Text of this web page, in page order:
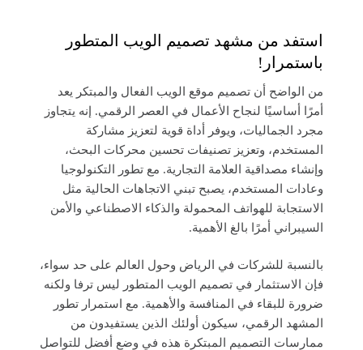
استفد من مشهد تصميم الويب المتطور
باستمرار!
من الواضح أن تصميم موقع الويب الفعال والمبتكر يعد
أمرًا أساسيًا لنجاح الأعمال في العصر الرقمي. إنه يتجاوز
مجرد الجماليات، ويوفر أداة قوية لتعزيز مشاركة
المستخدم، وتعزيز تصنيفات تحسين محركات البحث،
وإنشاء مصداقية العلامة التجارية. مع تطور التكنولوجيا
وعادات المستخدم، يصبح تبني الاتجاهات الحالية مثل
الاستجابة للهواتف المحمولة والذكاء الاصطناعي والأمن
السيبراني أمرًا بالغ الأهمية.
بالنسبة للشركات في الرياض وحول العالم على حد سواء،
فإن الاستثمار في تصميم الويب المتطور ليس ترفا ولكنه
ضرورة للبقاء في المنافسة والأهمية. مع استمرار تطور
المشهد الرقمي، سيكون أولئك الذين يستفيدون من
ممارسات التصميم المبتكرة هذه في وضع أفضل للتواصل